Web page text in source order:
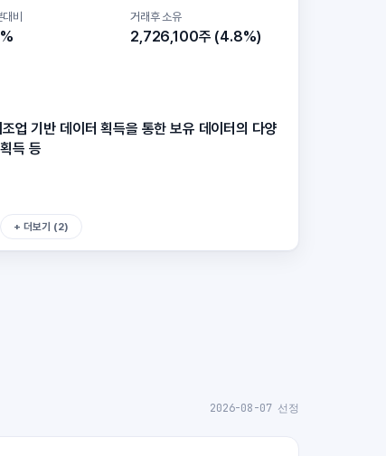
비 거래후 소유
2,726,100주 (4.8%)
업 기반 데이터 획득을 통한 보유 데이터의 다양
득 등
+ 더보기 (2)
2026-08-07 선정